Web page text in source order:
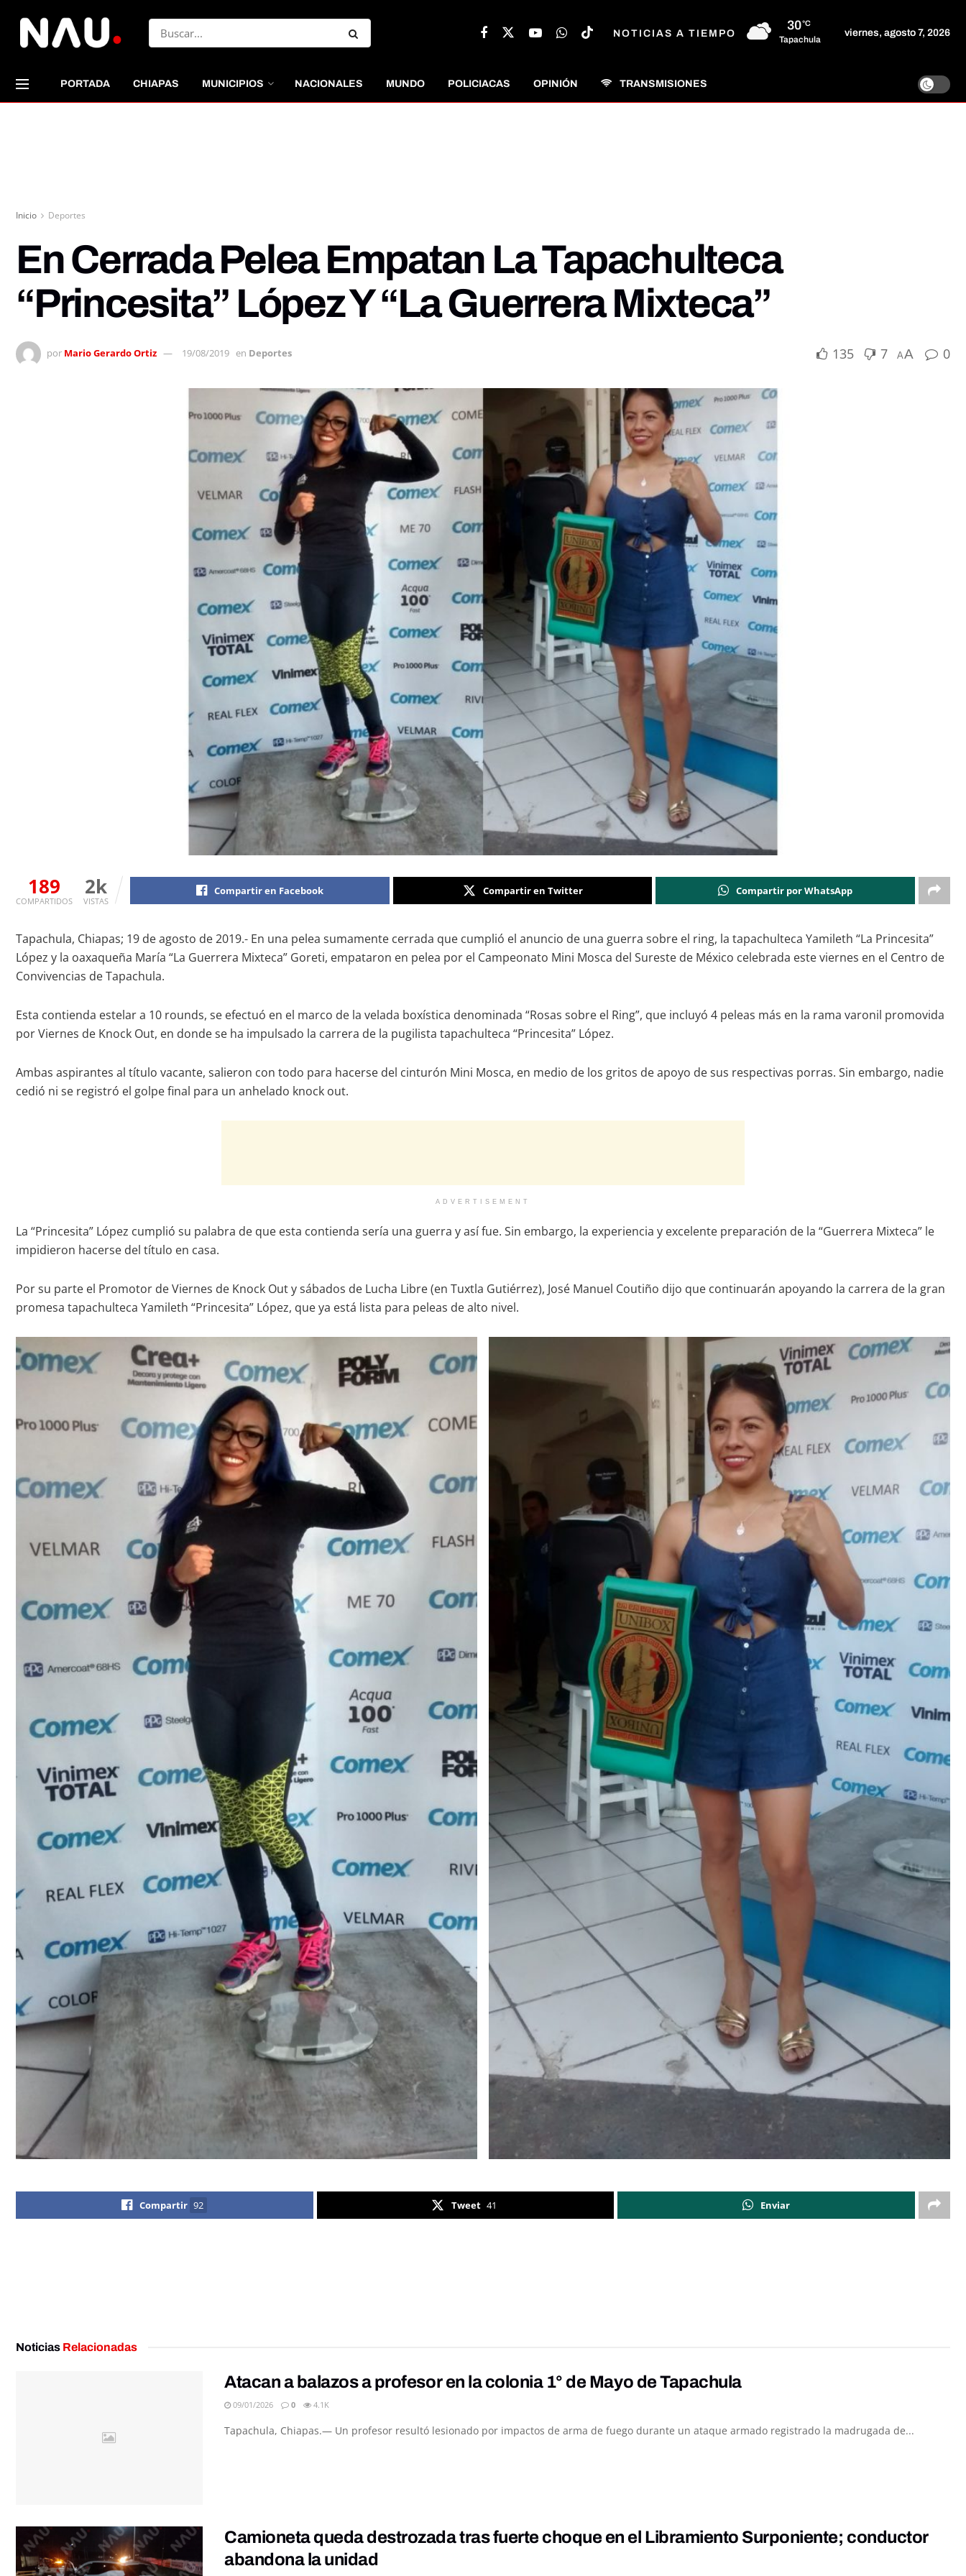
NOTICIAS A TIEMPO
30°C
Tapachula
viernes, agosto 7, 2026
PORTADA CHIAPAS MUNICIPIOS NACIONALES MUNDO POLICIACAS OPINIÓN TRANSMISIONES
Inicio Deportes
En Cerrada Pelea Empatan La Tapachulteca
“Princesita” López Y “La Guerrera Mixteca”
por Mario Gerardo Ortiz 19/08/2019 en Deportes 135 7 AA 0
189
COMPARTIDOS
2k
VISTAS
Compartir en Facebook Compartir en Twitter Compartir por WhatsApp
Tapachula, Chiapas; 19 de agosto de 2019.- En una pelea sumamente cerrada que cumplió el anuncio de una guerra sobre el ring, la tapachulteca Yamileth “La Princesita”
López y la oaxaqueña María “La Guerrera Mixteca” Goreti, empataron en pelea por el Campeonato Mini Mosca del Sureste de México celebrada este viernes en el Centro de
Convivencias de Tapachula.
Esta contienda estelar a 10 rounds, se efectuó en el marco de la velada boxística denominada “Rosas sobre el Ring”, que incluyó 4 peleas más en la rama varonil promovida
por Viernes de Knock Out, en donde se ha impulsado la carrera de la pugilista tapachulteca “Princesita” López.
Ambas aspirantes al título vacante, salieron con todo para hacerse del cinturón Mini Mosca, en medio de los gritos de apoyo de sus respectivas porras. Sin embargo, nadie
cedió ni se registró el golpe final para un anhelado knock out.
ADVERTISEMENT
La “Princesita” López cumplió su palabra de que esta contienda sería una guerra y así fue. Sin embargo, la experiencia y excelente preparación de la “Guerrera Mixteca” le
impidieron hacerse del título en casa.
Por su parte el Promotor de Viernes de Knock Out y sábados de Lucha Libre (en Tuxtla Gutiérrez), José Manuel Coutiño dijo que continuarán apoyando la carrera de la gran
promesa tapachulteca Yamileth “Princesita” López, que ya está lista para peleas de alto nivel.
Compartir 92 Tweet 41 Enviar
Noticias Relacionadas
Atacan a balazos a profesor en la colonia 1° de Mayo de Tapachula
09/01/2026 0 4.1K
Tapachula, Chiapas.— Un profesor resultó lesionado por impactos de arma de fuego durante un ataque armado registrado la madrugada de...
Camioneta queda destrozada tras fuerte choque en el Libramiento Surponiente; conductor
abandona la unidad